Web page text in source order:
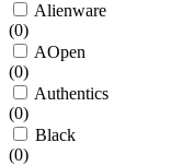
Alienware
(0)
AOpen
(0)
Authentics
(0)
Black
(0)